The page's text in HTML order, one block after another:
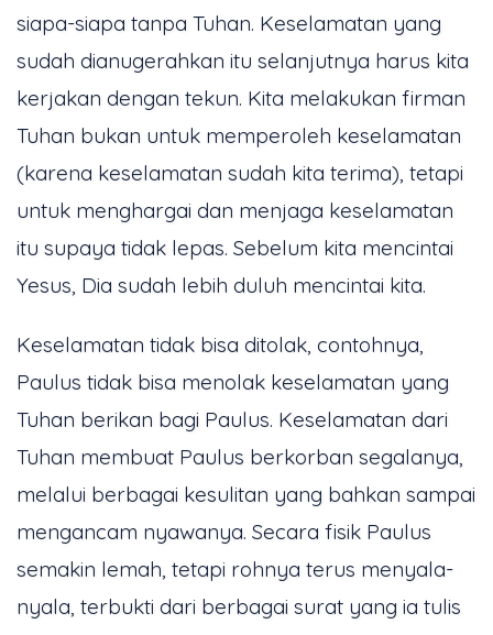
siapa-siapa tanpa Tuhan. Keselamatan yang
sudah dianugerahkan itu selanjutnya harus kita
kerjakan dengan tekun. Kita melakukan firman
Tuhan bukan untuk memperoleh keselamatan
(karena keselamatan sudah kita terima), tetapi
untuk menghargai dan menjaga keselamatan
itu supaya tidak lepas. Sebelum kita mencintai
Yesus, Dia sudah lebih duluh mencintai kita.
Keselamatan tidak bisa ditolak, contohnya,
Paulus tidak bisa menolak keselamatan yang
Tuhan berikan bagi Paulus. Keselamatan dari
Tuhan membuat Paulus berkorban segalanya,
melalui berbagai kesulitan yang bahkan sampai
mengancam nyawanya. Secara fisik Paulus
semakin lemah, tetapi rohnya terus menyala-
nyala, terbukti dari berbagai surat yang ia tulis